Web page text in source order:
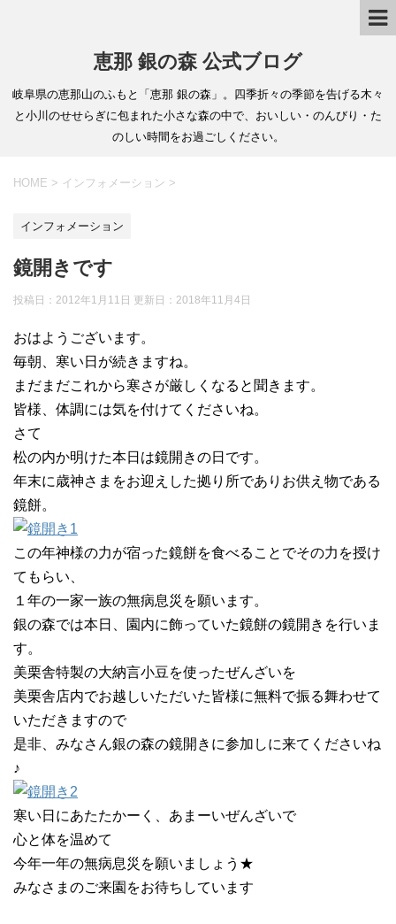
恵那 銀の森 公式ブログ
岐阜県の恵那山のふもと「恵那 銀の森」。四季折々の季節を告げる木々
と小川のせせらぎに包まれた小さな森の中で、おいしい・のんびり・た
のしい時間をお過ごしください。
HOME > インフォメーション >
インフォメーション
鏡開きです
投稿日：2012年1月11日 更新日： 2018年11月4日
おはようございます。
毎朝、寒い日が続きますね。
まだまだこれから寒さが厳しくなると聞きます。
皆様、体調には気を付けてくださいね。
さて
松の内か明けた本日は鏡開きの日です。
年末に歳神さまをお迎えした拠り所でありお供え物である
鏡餅。
この年神様の力が宿った鏡餅を食べることでその力を授け
てもらい、
１年の一家一族の無病息災を願います。
銀の森では本日、園内に飾っていた鏡餅の鏡開きを行いま
す。
美栗舎特製の大納言小豆を使ったぜんざいを
美栗舎店内でお越しいただいた皆様に無料で振る舞わせて
いただきますので
是非、みなさん銀の森の鏡開きに参加しに来てくださいね
♪
寒い日にあたたかーく、あまーいぜんざいで
心と体を温めて
今年一年の無病息災を願いましょう★
みなさまのご来園をお待ちしています